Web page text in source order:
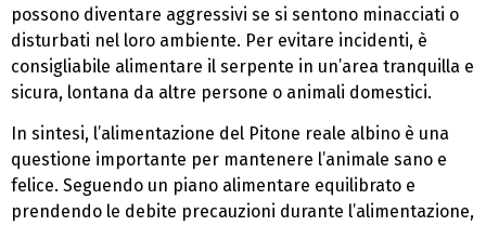
possono diventare aggressivi se si sentono minacciati o
disturbati nel loro ambiente. Per evitare incidenti, è
consigliabile alimentare il serpente in un’area tranquilla e
sicura, lontana da altre persone o animali domestici.
In sintesi, l’alimentazione del Pitone reale albino è una
questione importante per mantenere l’animale sano e
felice. Seguendo un piano alimentare equilibrato e
prendendo le debite precauzioni durante l’alimentazione,